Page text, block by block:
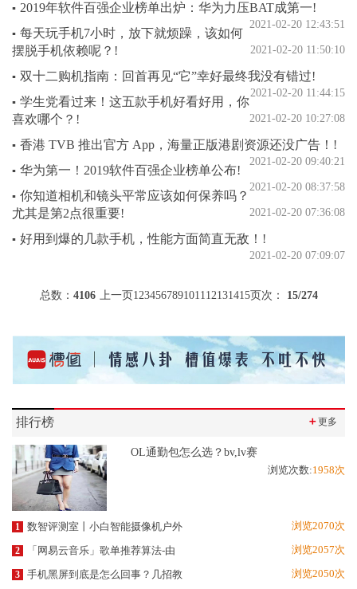
▪ 2019年软件百强企业榜单出炉：华为力压BAT成第一!
2021-02-20 12:43:51
▪ 每天玩手机7小时，放下就烦躁，该如何
摆脱手机依赖呢？!
2021-02-20 11:50:10
▪ 双十二购机指南：回首再见“它”幸好最终我没有错过!
2021-02-20 11:44:15
▪ 学生党看过来！这五款手机好看好用，你
喜欢哪个？!
2021-02-20 10:27:08
▪ 香港 TVB 推出官方 App，海量正版港剧资源还没广告！!
2021-02-20 09:40:21
▪ 华为第一！2019软件百强企业榜单公布!
2021-02-20 08:37:58
▪ 你知道相机和镜头平常应该如何保养吗？
尤其是第2点很重要!
2021-02-20 07:36:08
▪ 好用到爆的几款手机，性能方面简直无敌！!
2021-02-20 07:09:07
总数： 4106 上一页123456789101112131415页次： 15/274
排行榜 ＋更多
OL通勤包怎么选？bv,lv赛
浏览次数:1958次
1 数智评测室丨小白智能摄像机户外 浏览2070次
2 「网易云音乐」歌单推荐算法-由 浏览2057次
3 手机黑屏到底是怎么回事？几招教 浏览2050次